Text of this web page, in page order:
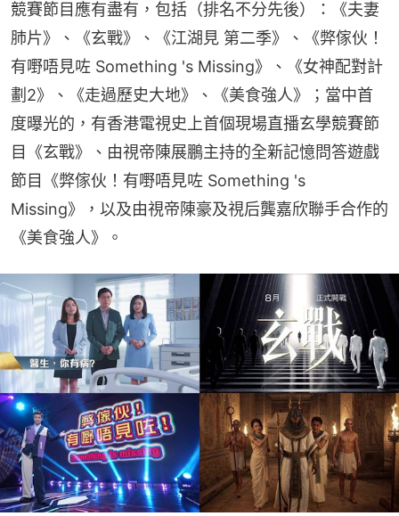
競賽節目應有盡有，包括（排名不分先後）：《夫妻
肺片》、《玄戰》、《江湖見 第二季》、《弊傢伙！
有嘢唔見咗 Something 's Missing》、《女神配對計
劃2》、《走過歷史大地》、《美食強人》；當中首
度曝光的，有香港電視史上首個現場直播玄學競賽節
目《玄戰》、由視帝陳展鵬主持的全新記憶問答遊戲
節目《弊傢伙！有嘢唔見咗 Something 's
Missing》，以及由視帝陳豪及視后龔嘉欣聯手合作的
《美食強人》。